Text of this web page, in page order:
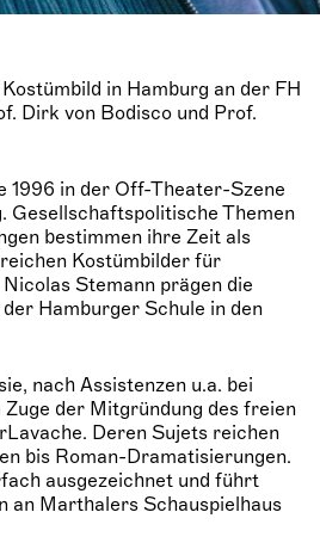
in Hamburg an der FH
Dirk von Bodisco und Prof.
1996 in der Off-Theater-Szene
Gesellschaftspolitische Themen
bestimmen ihre Zeit als
Kostümbilder für
Stemann prägen die
Hamburger Schule in den
nach Assistenzen u.a. bei
der Mitgründung des freien
Deren Sujets reichen
bis Roman-Dramatisierungen.
ausgezeichnet und führt
an Marthalers Schauspielhaus